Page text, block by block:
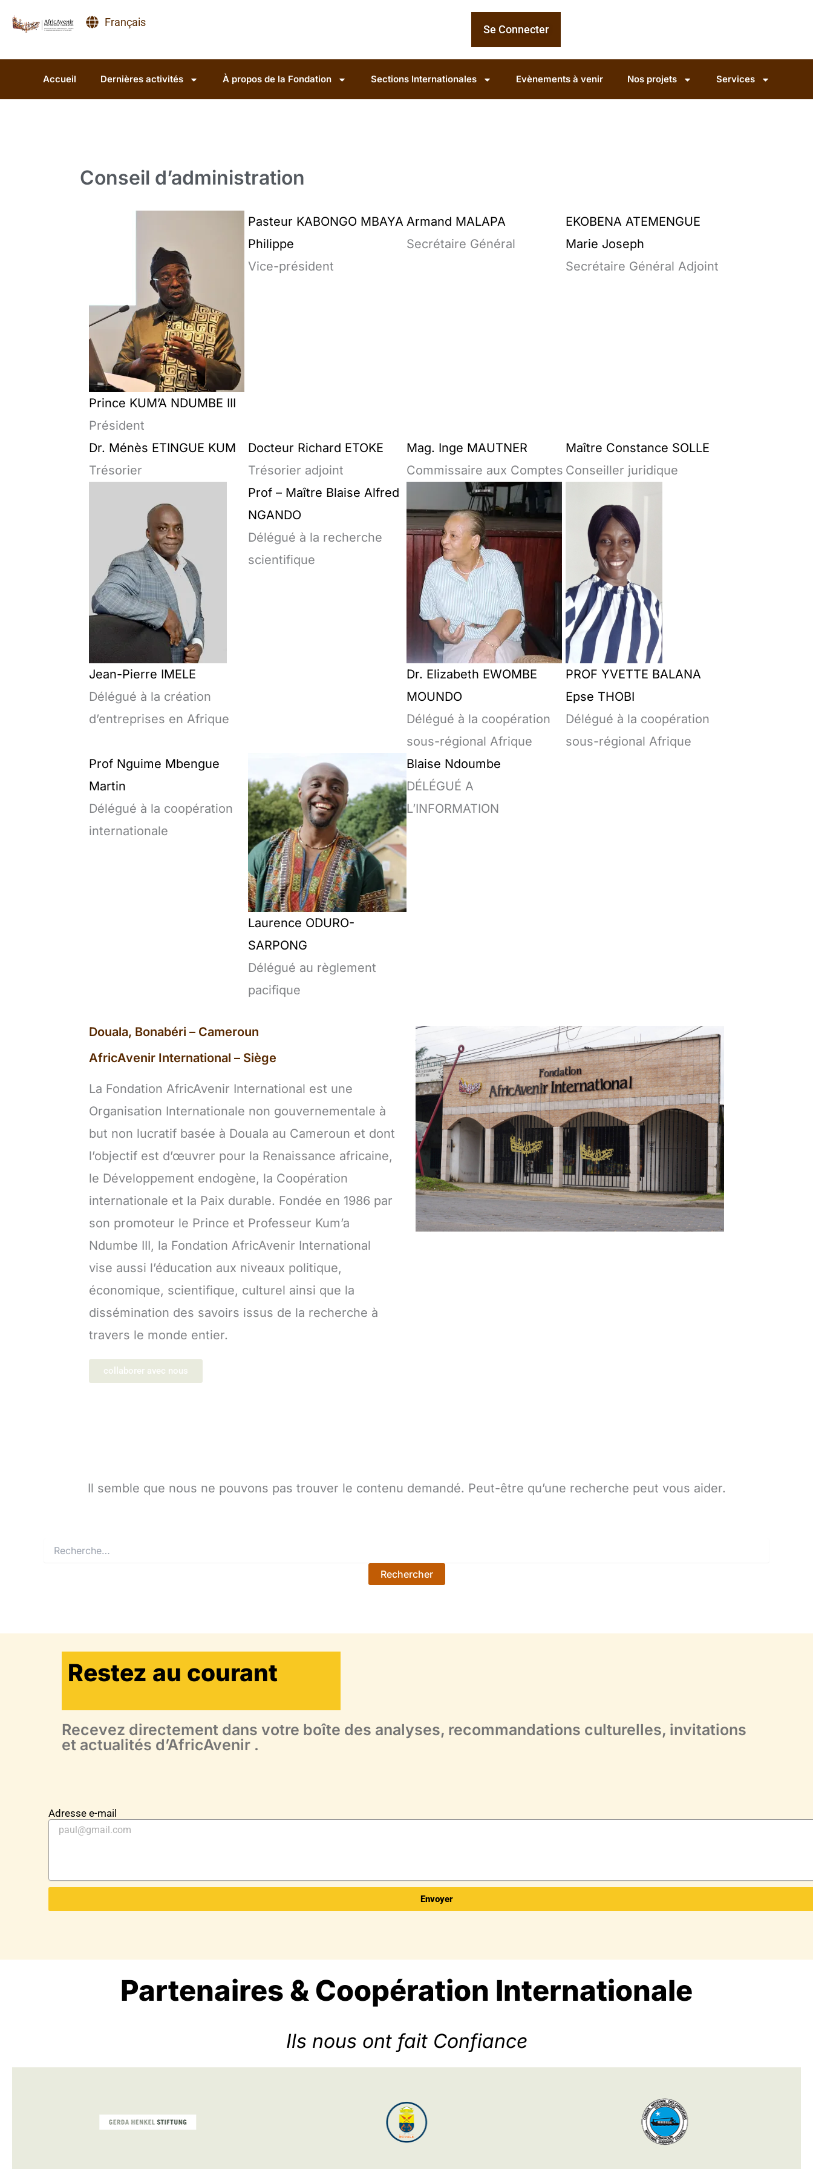
au
Français
Se Connecter
Accueil Dernières activités À propos de la Fondation Sections Internationales Evènements à venir Nos projets Services
Conseil d’administration
Prince KUM’A NDUMBE III
Président
Pasteur KABONGO MBAYA
Philippe
Vice-président
Armand MALAPA
Secrétaire Général
EKOBENA ATEMENGUE
Marie Joseph
Secrétaire Général Adjoint
Dr. Ménès ETINGUE KUM
Trésorier
Docteur Richard ETOKE
Trésorier adjoint
Mag. Inge MAUTNER
Commissaire aux Comptes
Maître Constance SOLLE
Conseiller juridique
Jean-Pierre IMELE
Délégué à la création
d’entreprises en Afrique
Prof – Maître Blaise Alfred
NGANDO
Délégué à la recherche
scientifique
Dr. Elizabeth EWOMBE
MOUNDO
Délégué à la coopération
sous-régional Afrique
PROF YVETTE BALANA
Epse THOBI
Délégué à la coopération
sous-régional Afrique
Prof Nguime Mbengue
Martin
Délégué à la coopération
internationale
Laurence ODURO-
SARPONG
Délégué au règlement
pacifique
Blaise Ndoumbe
DÉLÉGUÉ A
L’INFORMATION
Douala, Bonabéri – Cameroun
AfricAvenir International – Siège
La Fondation AfricAvenir International est une
Organisation Internationale non gouvernementale à
but non lucratif basée à Douala au Cameroun et dont
l’objectif est d’œuvrer pour la Renaissance africaine,
le Développement endogène, la Coopération
internationale et la Paix durable. Fondée en 1986 par
son promoteur le Prince et Professeur Kum’a
Ndumbe III, la Fondation AfricAvenir International
vise aussi l’éducation aux niveaux politique,
économique, scientifique, culturel ainsi que la
dissémination des savoirs issus de la recherche à
travers le monde entier.
collaborer avec nous
Il semble que nous ne pouvons pas trouver le contenu demandé. Peut-être qu’une recherche peut vous aider.
Restez au courant
Recevez directement dans votre boîte des analyses, recommandations culturelles, invitations
et actualités d’AfricAvenir .
Adresse e-mail
Envoyer
Partenaires & Coopération Internationale
Ils nous ont fait Confiance